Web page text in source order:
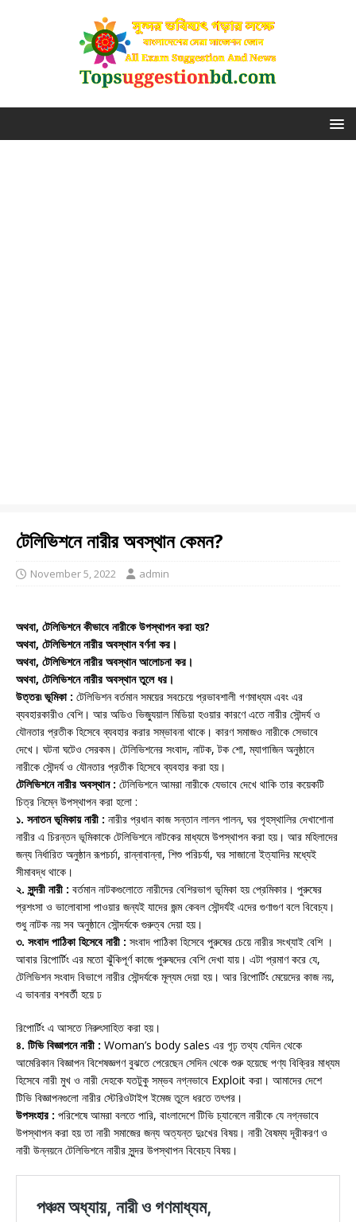
টেলিভিশনে নারীর অবস্থান কেমন?
November 5, 2022 admin
অথবা, টেলিভিশনে কীভাবে নারীকে উপস্থাপন করা হয়?
অথবা, টেলিভিশনে নারীর অবস্থান বর্ণনা কর।
অথবা, টেলিভিশনে নারীর অবস্থান আলোচনা কর।
অথবা, টেলিভিশনে নারীর অবস্থান তুলে ধর।
উত্তর৷ ভূমিকা : টেলিভিশন বর্তমান সময়ের সবচেয়ে প্রভাবশালী গণমাধ্যম এবং এর
ব্যবহারকারীও বেশি। আর অডিও ভিজ্যুয়াল মিডিয়া হওয়ার কারণে এতে নারীর সৌন্দর্য ও
যৌনতার প্রতীক হিসেবে ব্যবহার করার সম্ভাবনা থাকে। কারণ সমাজও নারীকে সেভাবে
দেখে। ঘটনা ঘটেও সেরকম। টেলিভিশনের সংবাদ, নাটক, টক শো, ম্যাগাজিন অনুষ্ঠানে
নারীকে সৌন্দর্য ও যৌনতার প্রতীক হিসেবে ব্যবহার করা হয়।
টেলিভিশনে নারীর অবস্থান : টেলিভিশনে আমরা নারীকে যেভাবে দেখে থাকি তার কয়েকটি
চিত্র নিম্নে উপস্থাপন করা হলো :
১. সনাতন ভূমিকায় নারী : নারীর প্রধান কাজ সন্তান লালন পালন, ঘর গৃহস্থালির দেখাশোনা
নারীর এ চিরন্তন ভূমিকাকে টেলিভিশনে নাটকের মাধ্যমে উপস্থাপন করা হয়। আর মহিলাদের
জন্য নির্ধারিত অনুষ্ঠান রূপচর্চা, রান্নাবান্না, শিশু পরিচর্যা, ঘর সাজানো ইত্যাদির মধ্যেই
সীমাবদ্ধ থাকে।
২. সুন্দরী নারী : বর্তমান নাটকগুলোতে নারীদের বেশিরভাগ ভূমিকা হয় প্রেমিকার। পুরুষের
প্রশংসা ও ভালোবাসা পাওয়ার জন্যই যাদের জন্ম কেবল সৌন্দর্যই এদের গুণাগুণ বলে বিবেচ্য।
শুধু নাটক নয় সব অনুষ্ঠানে সৌন্দর্যকে গুরুত্ব দেয়া হয়।
৩. সংবাদ পাঠিকা হিসেবে নারী : সংবাদ পাঠিকা হিসেবে পুরুষের চেয়ে নারীর সংখ্যাই বেশি ।
আবার রিপোর্টিং এর মতো ঝুঁকিপূর্ণ কাজে পুরুষদের বেশি দেখা যায়। এটা প্রমাণ করে যে,
টেলিভিশন সংবাদ বিভাগে নারীর সৌন্দর্যকে মূল্যম দেয়া হয়। আর রিপোর্টিং মেয়েদের কাজ নয়,
এ ভাবনার বশবর্তী হয়ে ঢ
রিপোর্টিং এ আসতে নিরুৎসাহিত করা হয়।
৪. টিভি বিজ্ঞাপনে নারী : Woman’s body sales এর গূঢ় তথ্য যেদিন থেকে
আমেরিকান বিজ্ঞাপন বিশেষজ্ঞগণ বুঝতে পেরেছেন সেদিন থেকে শুরু হয়েছে পণ্য বিক্রির মাধ্যম
হিসেবে নারী মুখ ও নারী দেহকে যতটুকু সম্ভব নগ্নভাবে Exploit করা। আমাদের দেশে
টিভি বিজ্ঞাপনগুলো নারীর স্টেরিওটাইপ ইমেজ তুলে ধরতে তৎপর।
উপসংহার : পরিশেষে আমরা বলতে পারি, বাংলাদেশে টিভি চ্যানেলে নারীকে যে নগ্নভাবে
উপস্থাপন করা হয় তা নারী সমাজের জন্য অত্যন্ত দুঃখের বিষয়। নারী বৈষম্য দূরীকরণ ও
নারী উন্নয়নে টেলিভিশনে নারীর সুন্দর উপস্থাপন বিবেচ্য বিষয়।